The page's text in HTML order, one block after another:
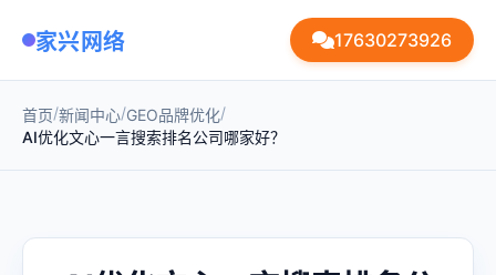
家兴网络 17630273926
首页/新闻中心/GEO品牌优化/
AI优化文心一言搜索排名公司哪家好？